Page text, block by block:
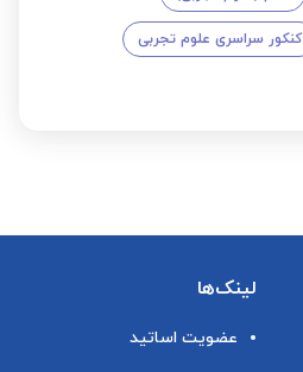
کنکور سراسری علوم تجربی
لینک‌ها
عضویت اساتید